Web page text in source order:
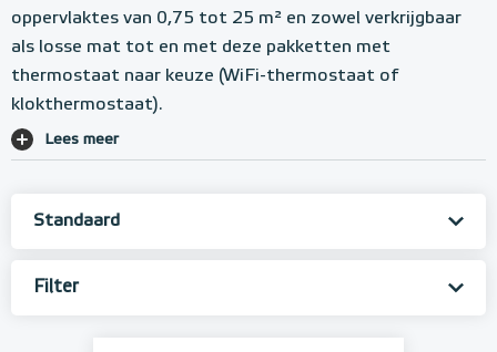
oppervlaktes van 0,75 tot 25 m² en zowel verkrijgbaar
als losse mat tot en met deze pakketten met
thermostaat naar keuze (WiFi-thermostaat of
klokthermostaat).
Lees meer
Filter